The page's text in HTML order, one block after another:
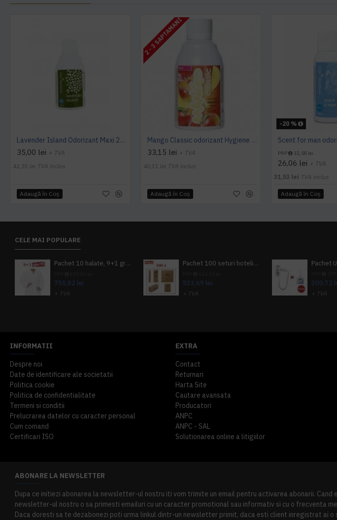
Lavender Island Odorizant Maxi 243ml Hygiene4You
35,00 lei + TVA
42,35 lei TVA inclus
Adaugă în Coş
2 - 3 SAPTAMANI
Mango Classic odorizant Hygiene 4 You
33,15 lei + TVA
40,11 lei TVA inclus
Adaugă în Coş
-20 %
Scent for man
PRP 32,58 lei
26,06 lei + TVA
31,53 lei TVA inclus
Adaugă în Coş
CELE MAI POPULARE
Pachet 10 halate, 9+1 gratuit
755,82 lei
+ TVA
Pachet 100 seturi hoteliere, set dentar, set barbierit, casca de dus, pila unghii, set cusut
533,69 lei
+ TVA
300,72
+ TVA
INFORMATII
Despre noi
Date de identificare ale societatii
Politica cookie
Politica de confidentialitate
Termeni si conditii
Prelucrarea datelor cu caracter personal
Cum comand
Certificari ISO
EXTRA
Contact
Returnari
Harta Site
Cautare avansata
Producatori
ANPC
ANPC - SAL
Solutionarea online a litigiilor
ABONARE LA NEWSLETTER
Dupa ce initiezi abonarea la newsletter-ul nostru iti vom trimite un email pentru activarea abonarii. Cand
newsletter-ul nostru o sa primesti emailuri cu un caracter promotional sau informativ si cu o frecventa
Daca doresti sa te dezabonezi poti urma linkul dintr-un newsletter primit, daca esti client inregistrat ai o